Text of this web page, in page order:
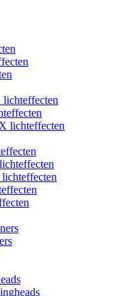
lichteffecten